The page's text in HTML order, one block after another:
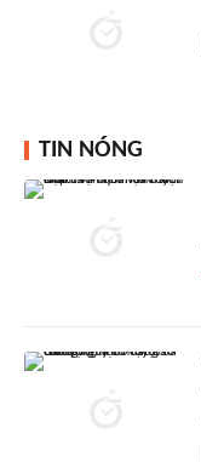
TIN NÓNG